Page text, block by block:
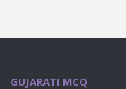
GUJARATI MCQ